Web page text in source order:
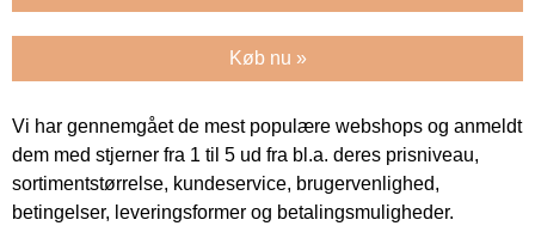
Køb nu »
Vi har gennemgået de mest populære webshops og anmeldt
dem med stjerner fra 1 til 5 ud fra bl.a. deres prisniveau,
sortimentstørrelse, kundeservice, brugervenlighed,
betingelser, leveringsformer og betalingsmuligheder.